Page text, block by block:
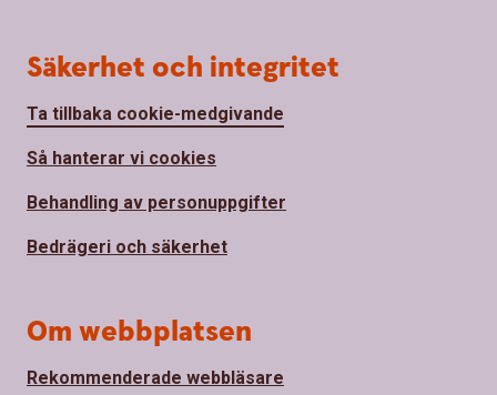
Säkerhet och integritet
Ta tillbaka cookie-medgivande
Så hanterar vi cookies
Behandling av personuppgifter
Bedrägeri och säkerhet
Om webbplatsen
Rekommenderade webbläsare